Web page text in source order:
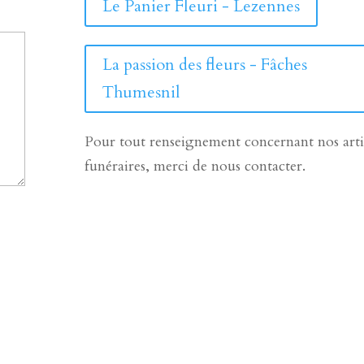
Le Panier Fleuri - Lezennes
La passion des fleurs - Fâches
Thumesnil
Pour tout renseignement concernant nos
funéraires, merci de nous contacter.